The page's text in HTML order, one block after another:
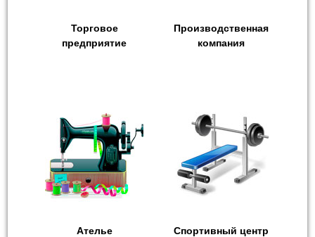
Торговое
предприятие
Производственная
компания
Ателье Спортивный центр